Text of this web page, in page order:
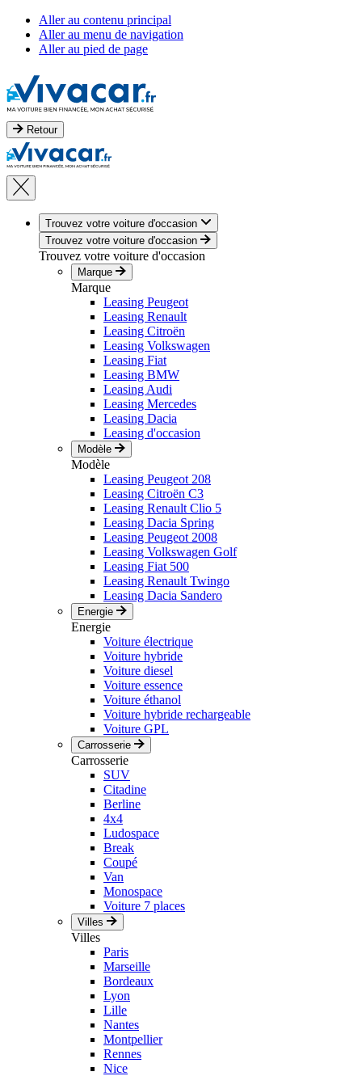
Aller au contenu principal
Aller au menu de navigation
Aller au pied de page
Retour
Trouvez votre voiture d'occasion
Trouvez votre voiture d'occasion
Trouvez votre voiture d'occasion
Marque
Marque
Leasing Peugeot
Leasing Renault
Leasing Citroën
Leasing Volkswagen
Leasing Fiat
Leasing BMW
Leasing Audi
Leasing Mercedes
Leasing Dacia
Leasing d'occasion
Modèle
Modèle
Leasing Peugeot 208
Leasing Citroën C3
Leasing Renault Clio 5
Leasing Dacia Spring
Leasing Peugeot 2008
Leasing Volkswagen Golf
Leasing Fiat 500
Leasing Renault Twingo
Leasing Dacia Sandero
Energie
Energie
Voiture électrique
Voiture hybride
Voiture diesel
Voiture essence
Voiture éthanol
Voiture hybride rechargeable
Voiture GPL
Carrosserie
Carrosserie
SUV
Citadine
Berline
4x4
Ludospace
Break
Coupé
Van
Monospace
Voiture 7 places
Villes
Villes
Paris
Marseille
Bordeaux
Lyon
Lille
Nantes
Montpellier
Rennes
Nice